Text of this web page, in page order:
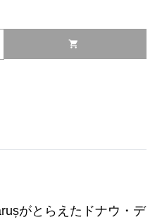
shopping_cart
がとらえたドナウ・デ